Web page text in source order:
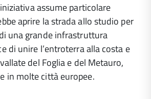
assume particolare
aprire la strada allo studio per
una grande infrastruttura
di unire l’entroterra alla costa e
del Foglia e del Metauro,
in molte città europee.